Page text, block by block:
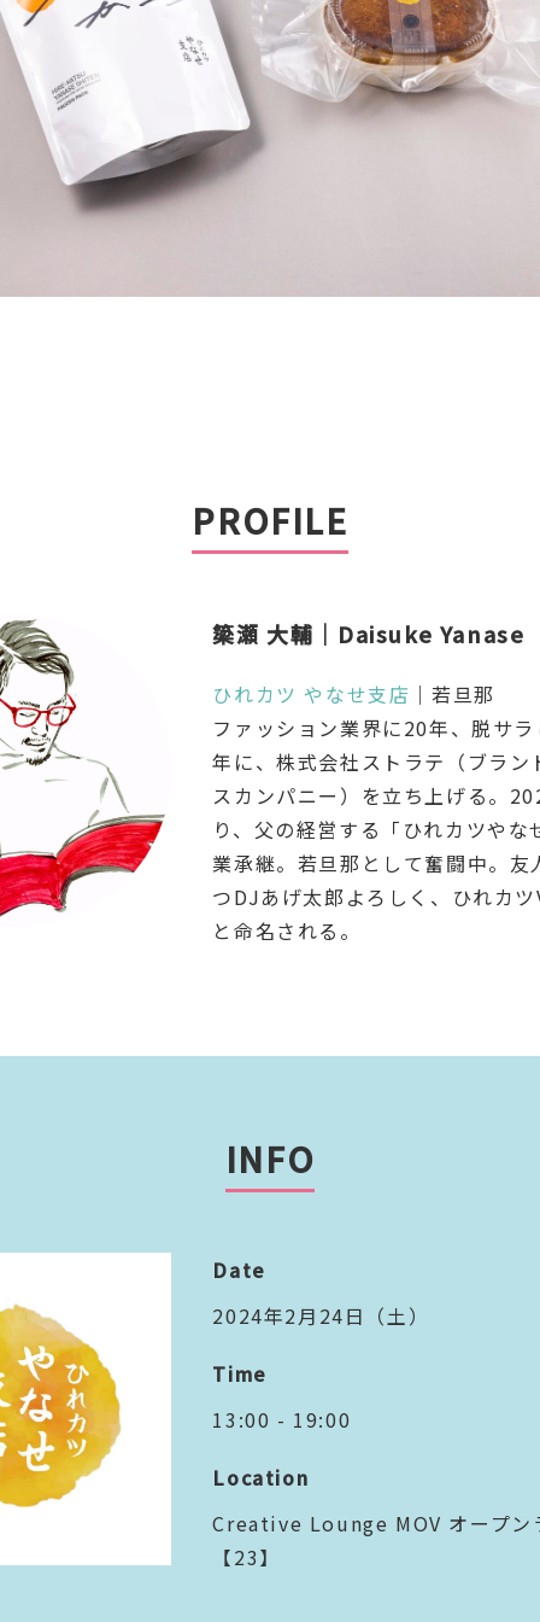
PROFILE
簗瀬 大輔｜Daisuke Yanase
ひれカツ やなせ支店 ｜若旦那
ファッション業界に20年、脱サ
年に、株式会社ストラテ（ブラン
スカンパニー）を立ち上げる。
り、父の経営する「ひれカツやな
業承継。若旦那として奮闘中。友
つDJあげ太郎よろしく、ひれカ
と命名される。
INFO
Date
2024年2月24日（土）
Time
13:00 - 19:00
Location
Creative Lounge MOV オープン
【23】